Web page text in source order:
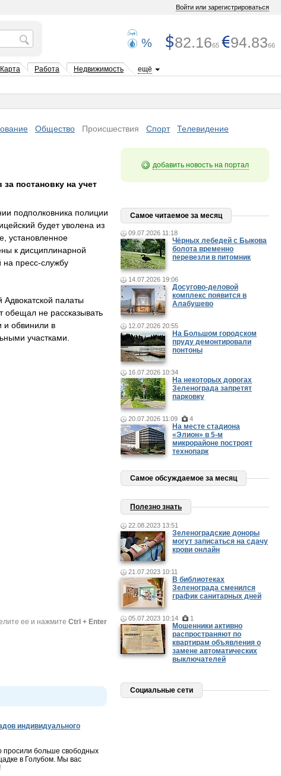
Войти или зарегистрироваться
% 82.1665 94.8366
Карта Работа Недвижимость ещё
Общество Происшествия Спорт
Телевидение
постановку на учет
подполковника полиции
будет уволена из
установленное
к дисциплинарной
на пресс-службу
палаты
обещал не рассказывать
и обвинили в
участками.
ее и нажмите Ctrl + Enter
индивидуального
просили больше свободных
в Голубом. Мы вас
добавить новость на портал
Самое читаемое за месяц
09.07.2026 11:18
Чёрных лебедей с Быкова
болота временно
перевезли в питомник
14.07.2026 19:06
Досугово-деловой
комплекс появится в
Алабушево
12.07.2026 20:55
На Большом городском
пруду демонтировали
понтоны
16.07.2026 10:34
На некоторых дорогах
Зеленограда запретят
парковку
20.07.2026 11:09 4
На месте стадиона
«Элион» в 5-м
микрорайоне построят
технопарк
Самое обсуждаемое за месяц
Полезно знать
22.08.2023 13:51
Зеленоградские доноры
могут записаться на сдачу
крови онлайн
21.07.2023 10:11
В библиотеках
Зеленограда сменился
график санитарных дней
05.07.2023 10:14 1
Мошенники активно
распространяют по
квартирам объявления о
замене автоматических
выключателей
Социальные сети